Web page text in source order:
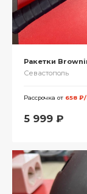
Ракетки
Севастополь
Рассрочка от 658 ₽/
5 999 ₽